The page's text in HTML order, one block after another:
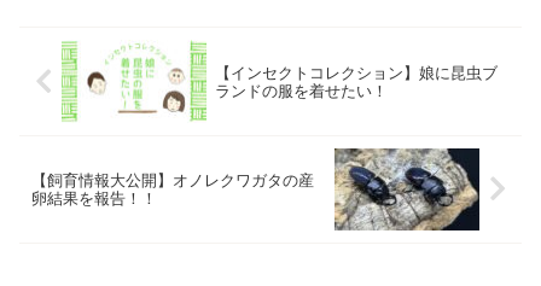
【インセクトコレクション】娘に昆虫ブ
ランドの服を着せたい！
【飼育情報大公開】オノレクワガタの産
卵結果を報告！！